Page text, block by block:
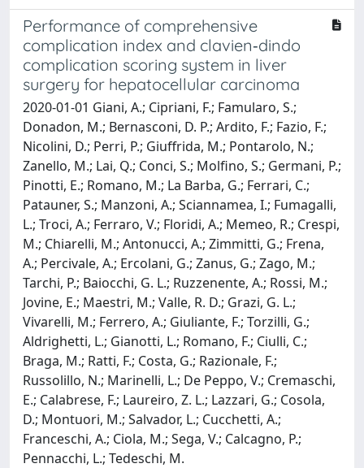
Performance of comprehensive
complication index and clavien‐dindo
complication scoring system in liver
surgery for hepatocellular carcinoma
2020-01-01 Giani, A.; Cipriani, F.; Famularo, S.;
Donadon, M.; Bernasconi, D. P.; Ardito, F.; Fazio, F.;
Nicolini, D.; Perri, P.; Giuffrida, M.; Pontarolo, N.;
Zanello, M.; Lai, Q.; Conci, S.; Molfino, S.; Germani, P.;
Pinotti, E.; Romano, M.; La Barba, G.; Ferrari, C.;
Patauner, S.; Manzoni, A.; Sciannamea, I.; Fumagalli,
L.; Troci, A.; Ferraro, V.; Floridi, A.; Memeo, R.; Crespi,
M.; Chiarelli, M.; Antonucci, A.; Zimmitti, G.; Frena,
A.; Percivale, A.; Ercolani, G.; Zanus, G.; Zago, M.;
Tarchi, P.; Baiocchi, G. L.; Ruzzenente, A.; Rossi, M.;
Jovine, E.; Maestri, M.; Valle, R. D.; Grazi, G. L.;
Vivarelli, M.; Ferrero, A.; Giuliante, F.; Torzilli, G.;
Aldrighetti, L.; Gianotti, L.; Romano, F.; Ciulli, C.;
Braga, M.; Ratti, F.; Costa, G.; Razionale, F.;
Russolillo, N.; Marinelli, L.; De Peppo, V.; Cremaschi,
E.; Calabrese, F.; Laureiro, Z. L.; Lazzari, G.; Cosola,
D.; Montuori, M.; Salvador, L.; Cucchetti, A.;
Franceschi, A.; Ciola, M.; Sega, V.; Calcagno, P.;
Pennacchi, L.; Tedeschi, M.